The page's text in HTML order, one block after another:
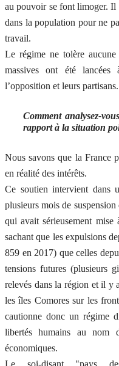
au pouvoir se font limoger. Il
dans la population pour ne
travail.
Le régime ne tolère
massives ont été
l’opposition et leurs partisans.
Comment analysez-
rapport à la situation
Nous savons que la France
en réalité des intérêts.
Ce soutien intervient dans
plusieurs mois de
qui avait sérieusement
sachant que les expulsions
859 en 2017) que celles
tensions futures (plusieurs
relevés dans la région et il y
les îles Comores sur les
cautionne donc un régime
libertés humains au nom
économiques.
Le soi-disant "pays